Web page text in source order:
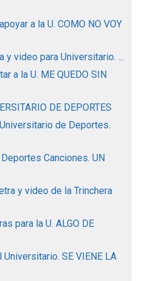
a la U. COMO NO VOY
y video para Universitario. ...
a la U. ME QUEDO SIN
DE DEPORTES
de Deportes.
Canciones. UN
y video de la Trinchera
para la U. ALGO DE
Universitario. SE VIENE LA